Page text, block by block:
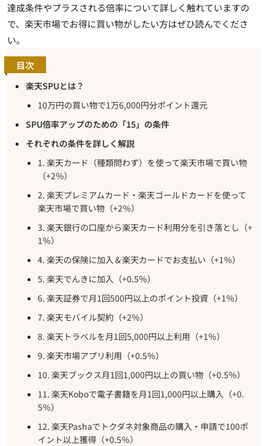
達成条件やプラスされる倍率について詳しく触れていますの
で、楽天市場でお得に買い物がしたい方はぜひ読んでくださ
い。
目次
楽天SPUとは？
10万円の買い物で1万6,000円分ポイント還元
SPU倍率アップのための「15」の条件
それぞれの条件を詳しく解説
1. 楽天カード（種類問わず）を使って楽天市場で買い物
（+2％）
2. 楽天プレミアムカード・楽天ゴールドカードを使って
楽天市場で買い物（+2％）
3. 楽天銀行の口座から楽天カード利用分を引き落とし（+
1％）
4. 楽天の保険に加入＆楽天カードでお支払い（+1％）
5. 楽天でんきに加入（+0.5％）
6. 楽天証券で月1回500円以上のポイント投資（+1％）
7. 楽天モバイル契約（+2％）
8. 楽天トラベルを月1回5,000円以上利用（+1％）
9. 楽天市場アプリ利用（+0.5％）
10. 楽天ブックス月1回1,000円以上の買い物（+0.5％）
11. 楽天Koboで電子書籍を月1回1,000円以上購入（+0.
5％）
12. 楽天Pashaでトクダネ対象商品の購入・申請で100ポ
イント以上獲得（+0.5％）